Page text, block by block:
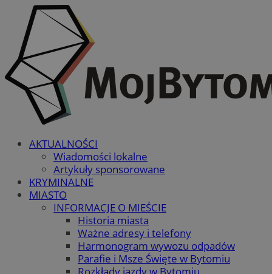
AKTUALNOŚCI
Wiadomości lokalne
Artykuły sponsorowane
KRYMINALNE
MIASTO
INFORMACJE O MIEŚCIE
Historia miasta
Ważne adresy i telefony
Harmonogram wywozu odpadów
Parafie i Msze Święte w Bytomiu